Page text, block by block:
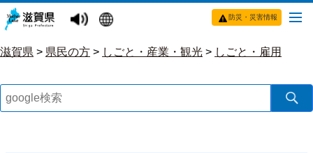
防災・災害情報
滋賀県 > 県民の方 > しごと・産業・観光 > しごと・雇用